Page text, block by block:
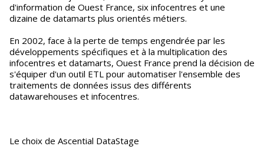
d'information de Ouest France, six infocentres et une
dizaine de datamarts plus orientés métiers.
En 2002, face à la perte de temps engendrée par les
développements spécifiques et à la multiplication des
infocentres et datamarts, Ouest France prend la décision de
s'équiper d'un outil ETL pour automatiser l'ensemble des
traitements de données issus des différents
datawarehouses et infocentres.
Le choix de Ascential DataStage